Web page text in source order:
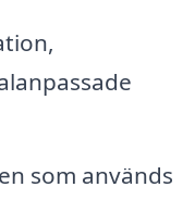
som används